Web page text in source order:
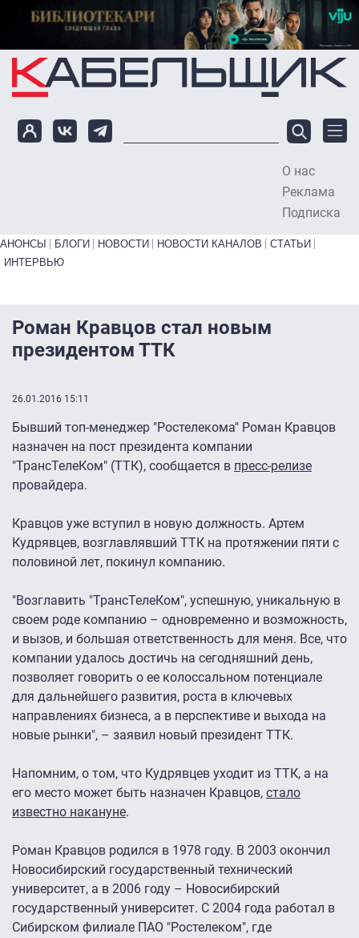
Перейти к основному содержанию
О нас
Реклама
Подписка
Primary links bottom
АНОНСЫ БЛОГИ НОВОСТИ НОВОСТИ КАНАЛОВ
СТАТЬИ
ИНТЕРВЬЮ
Роман Кравцов стал новым
президентом ТТК
26.01.2016 15:11
Бывший топ-менеджер "Ростелекома" Роман Кравцов
назначен на пост президента компании
"ТрансТелеКом" (ТТК), сообщается в пресс-релизе
провайдера.
Кравцов уже вступил в новую должность. Артем
Кудрявцев, возглавлявший ТТК на протяжении пяти с
половиной лет, покинул компанию.
"Возглавить "ТрансТелеКом", успешную, уникальную в
своем роде компанию – одновременно и возможность,
и вызов, и большая ответственность для меня. Все, что
компании удалось достичь на сегодняшний день,
позволяет говорить о ее колоссальном потенциале
для дальнейшего развития, роста в ключевых
направлениях бизнеса, а в перспективе и выхода на
новые рынки", – заявил новый президент ТТК.
Напомним, о том, что Кудрявцев уходит из ТТК, а на
его место может быть назначен Кравцов, стало
известно накануне.
Роман Кравцов родился в 1978 году. В 2003 окончил
Новосибирский государственный технический
университет, а в 2006 году – Новосибирский
государственный университет. С 2004 года работал в
Сибирском филиале ПАО "Ростелеком", где